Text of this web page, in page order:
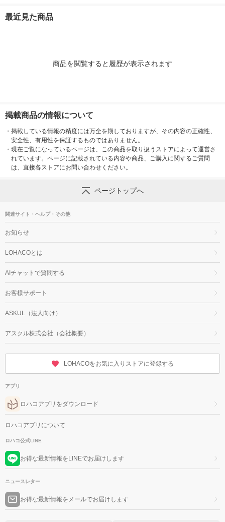
最近見た商品
商品を閲覧すると履歴が表示されます
掲載商品の情報について
・ 掲載している情報の精度には万全を期しておりますが、その内容の正確性、
安全性、有用性を保証するものではありません。
・ 現在ご覧になっているページは、この商品を取り扱うストアによって運営さ
れています。ページに記載されている内容や商品、ご購入に関するご質問
は、直接各ストアにお問い合わせください。
ページトップへ
関連サイト・ヘルプ・その他
お知らせ
LOHACOとは
AIチャットで質問する
お客様サポート
ASKUL（法人向け）
アスクル株式会社（会社概要）
LOHACOをお気に入りストアに登録する
アプリ
ロハコアプリをダウンロード
ロハコアプリについて
ロハコ公式LINE
お得な最新情報をLINEでお届けします
ニュースレター
お得な最新情報をメールでお届けします